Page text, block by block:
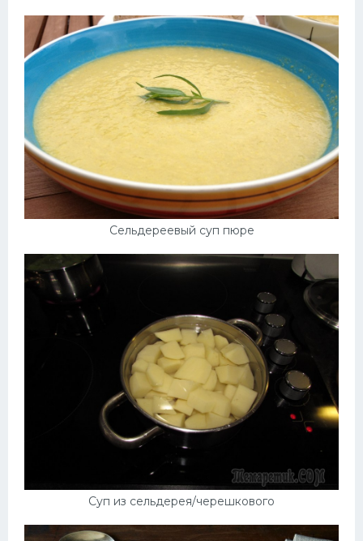
Сельдереевый суп пюре
Суп из сельдерея/черешкового